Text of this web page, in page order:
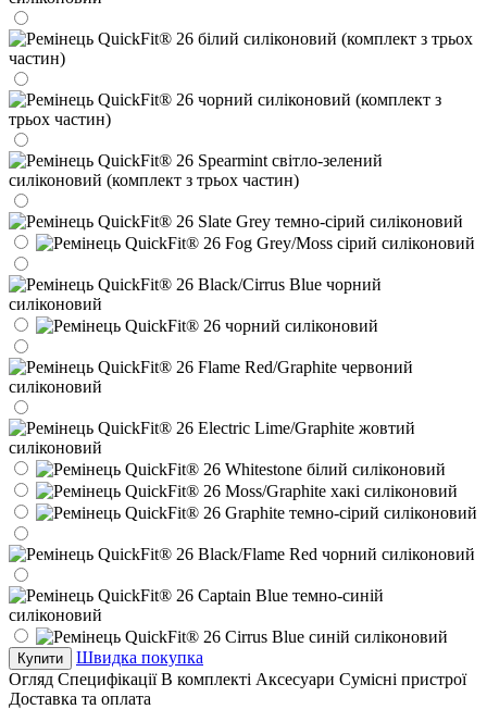
Купити
Швидка покупка
Огляд Специфікації В комплекті Аксесуари Сумісні пристрої
Доставка та оплата